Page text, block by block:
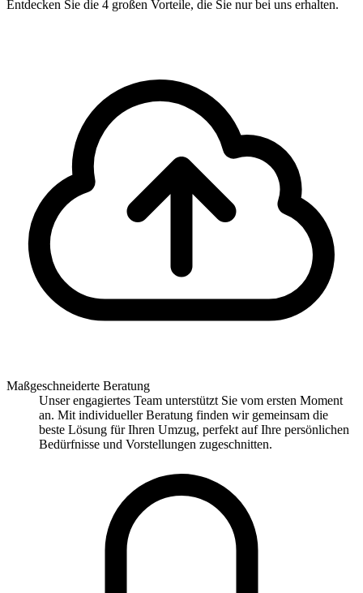
Entdecken Sie die 4 großen Vorteile, die Sie nur bei uns erhalten.
Maßgeschneiderte Beratung
Unser engagiertes Team unterstützt Sie vom ersten Moment
an. Mit individueller Beratung finden wir gemeinsam die
beste Lösung für Ihren Umzug, perfekt auf Ihre persönlichen
Bedürfnisse und Vorstellungen zugeschnitten.